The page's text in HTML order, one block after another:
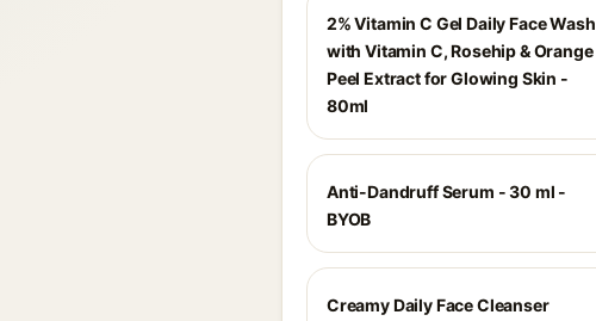
2% Vitamin C Gel Daily Face Wash
with Vitamin C, Rosehip & Orange
Peel Extract for Glowing Skin -
80ml
Anti-Dandruff Serum - 30 ml -
BYOB
Creamy Daily Face Cleanser